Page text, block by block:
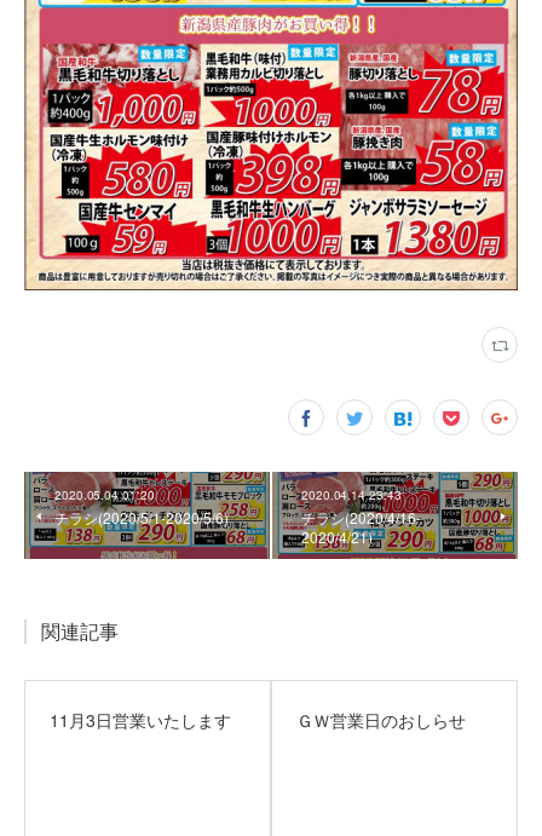
2020.05.04 01:20
チラシ(2020/5/1‐2020/5/6)
2020.04.14 23:43
チラシ(2020/4/16‐
2020/4/21)
関連記事
11月3日営業いたします ＧＷ営業日のおしらせ